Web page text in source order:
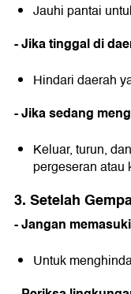
Jauhi pantai
- Jika tinggal di
Hindari daerah
- Jika sedang
Keluar, turun,
pergeseran atau
3. Setelah
- Jangan
Untuk